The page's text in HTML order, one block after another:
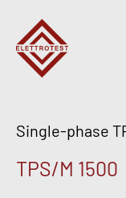
Single-phase
TPS/M 1500